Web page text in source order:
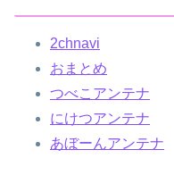
2chnavi
おまとめ
つべこアンテナ
にけつアンテナ
あぼーんアンテナ